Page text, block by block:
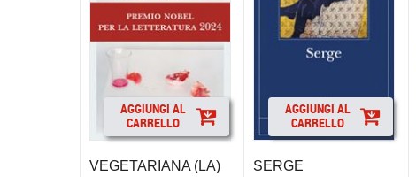
AGGIUNGI AL
CARRELLO
VEGETARIANA (LA)
AGGIUNGI AL
CARRELLO
SERGE